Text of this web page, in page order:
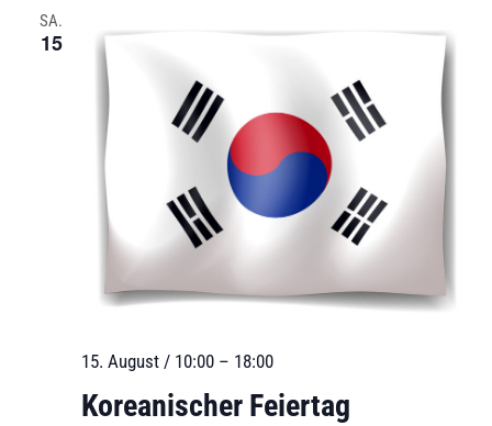
SA.
15
Koreanischer Feiertag
15. August / 10:00– 18:00